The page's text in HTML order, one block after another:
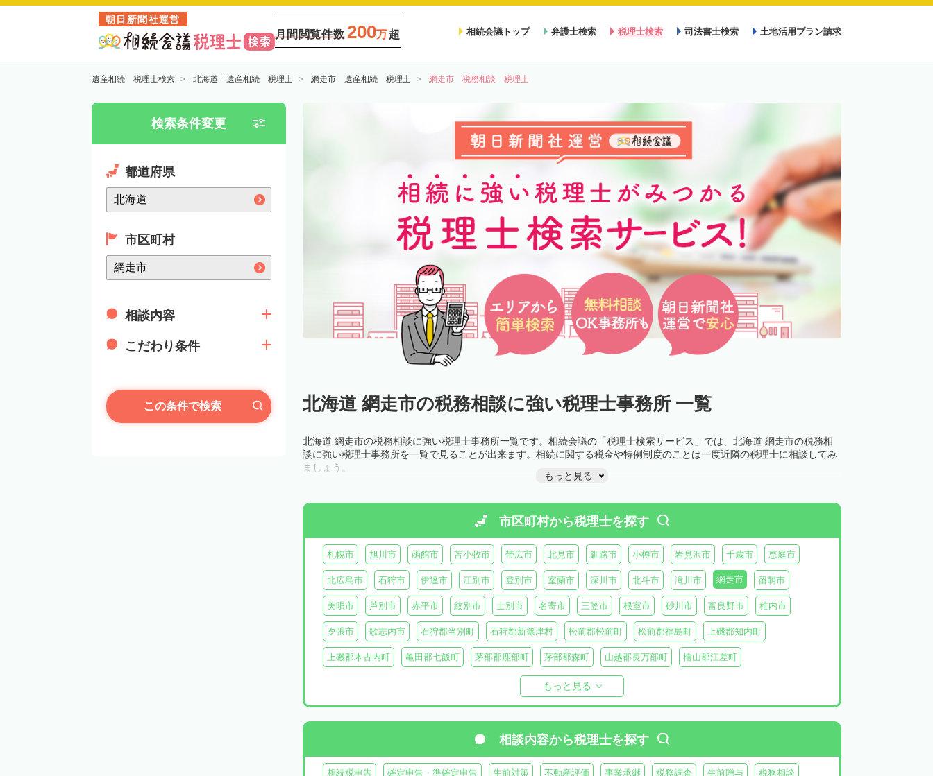
朝日新聞社運営
月間閲覧件数 200万超 相続会議トップ 弁護士検索 税理士検索 司法書士検索 土地活用プラン請求
遺産相続 税理士検索 北海道 遺産相続 税理士 網走市 遺産相続 税理士 網走市 税務相談 税理士
検索条件変更
都道府県
市区町村
相談内容
こだわり条件
この条件で検索 北海道 網走市の税務相談に強い税理士事務所 一覧
北海道 網走市の税務相談に強い税理士事務所一覧です。相続会議の「税理士検索サービス」では、北海道 網走市の税務相
談に強い税理士事務所を一覧で見ることが出来ます。相続に関する税金や特例制度のことは一度近隣の税理士に相談してみ
ましょう。
もっと見る
市区町村から税理士を探す
札幌市 旭川市 函館市 苫小牧市 帯広市 北見市 釧路市 小樽市 岩見沢市 千歳市 恵庭市
北広島市 石狩市 伊達市 江別市 登別市 室蘭市 深川市 北斗市 滝川市 網走市 留萌市
美唄市 芦別市 赤平市 紋別市 士別市 名寄市 三笠市 根室市 砂川市 富良野市 稚内市
夕張市 歌志内市 石狩郡当別町 石狩郡新篠津村 松前郡松前町 松前郡福島町 上磯郡知内町
上磯郡木古内町 亀田郡七飯町 茅部郡鹿部町 茅部郡森町 山越郡長万部町 檜山郡江差町
奥尻郡奥尻町
島牧郡島牧村 寿都郡寿都町 寿都郡黒松内町 磯谷郡蘭越町 虻田郡ニセコ町 虻田郡倶知安町
虻田郡喜茂別町 虻田郡京極町 虻田郡豊浦町
岩内郡共和町 岩内郡岩内町 二海郡八雲町 古宇郡泊村 古宇郡神恵内村 古平郡古平町 積丹郡積丹町
もっと見る
相談内容から税理士を探す
相続税申告 確定申告・準確定申告 生前対策 不動産評価 事業承継 税務調査 生前贈与 税務相談